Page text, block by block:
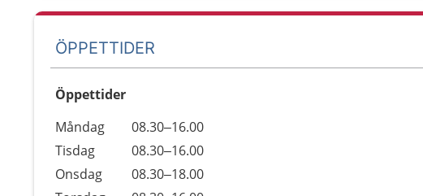
ÖPPETTIDER
Öppettider
Dag
Öppettider
Kommentarer
Måndag
08.30–16.00
Tisdag
08.30–16.00
Onsdag
08.30–18.00